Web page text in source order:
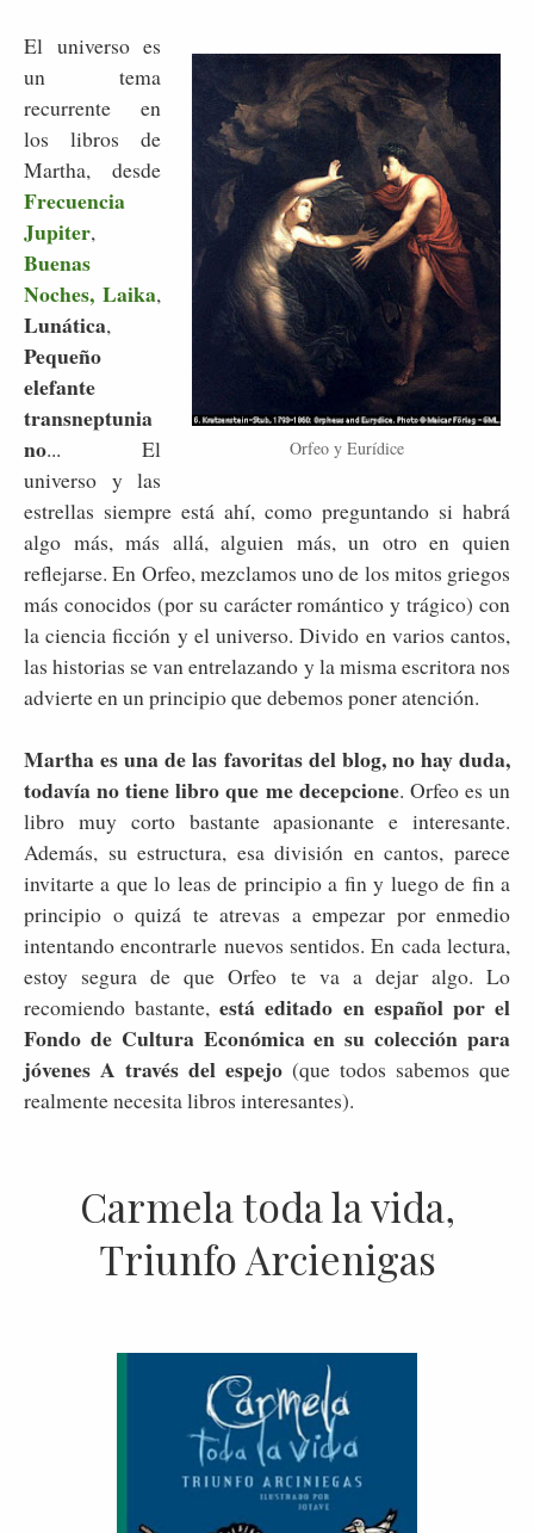
Orfeo y Eurídice
El universo es
un tema
recurrente en
los libros de
Martha, desde
Frecuencia
Jupiter,
Buenas
Noches, Laika,
Lunática,
Pequeño
elefante
transneptunia
no... El
universo y las
estrellas siempre está ahí, como preguntando si habrá
algo más, más allá, alguien más, un otro en quien
reflejarse. En Orfeo, mezclamos uno de los mitos griegos
más conocidos (por su carácter romántico y trágico) con
la ciencia ficción y el universo. Divido en varios cantos,
las historias se van entrelazando y la misma escritora nos
advierte en un principio que debemos poner atención.
Martha es una de las favoritas del blog, no hay duda,
todavía no tiene libro que me decepcione. Orfeo es un
libro muy corto bastante apasionante e interesante.
Además, su estructura, esa división en cantos, parece
invitarte a que lo leas de principio a fin y luego de fin a
principio o quizá te atrevas a empezar por enmedio
intentando encontrarle nuevos sentidos. En cada lectura,
estoy segura de que Orfeo te va a dejar algo. Lo
recomiendo bastante,está editado en español por el
Fondo de Cultura Económica en su colección para
jóvenes A través del espejo (que todos sabemos que
realmente necesita libros interesantes).
Carmela toda la vida,
Triunfo Arcienigas